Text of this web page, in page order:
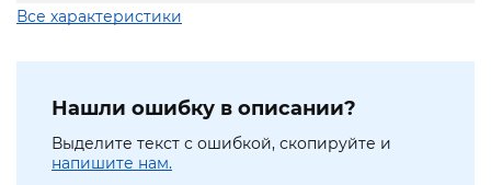
Все характеристики
Нашли ошибку в описании?
Выделите текст с ошибкой, скопируйте и
напишите нам.